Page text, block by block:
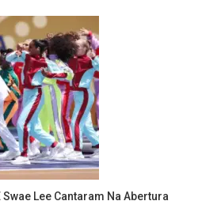
Lee Cantaram Na Abertura